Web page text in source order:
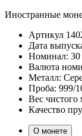
Иностранные
Артикул
Дата
Номинал: 30
Валюта
Металл:
Проба: 999/
Вес чистого
Качество
О монете